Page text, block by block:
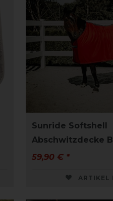
Sunride Softshell
Abschwitzdecke
59,90 € *
ARTIKEL